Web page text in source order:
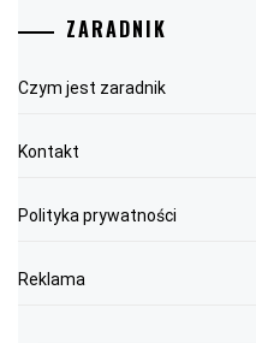
ZARADNIK
Czym jest zaradnik
Kontakt
Polityka prywatności
Reklama